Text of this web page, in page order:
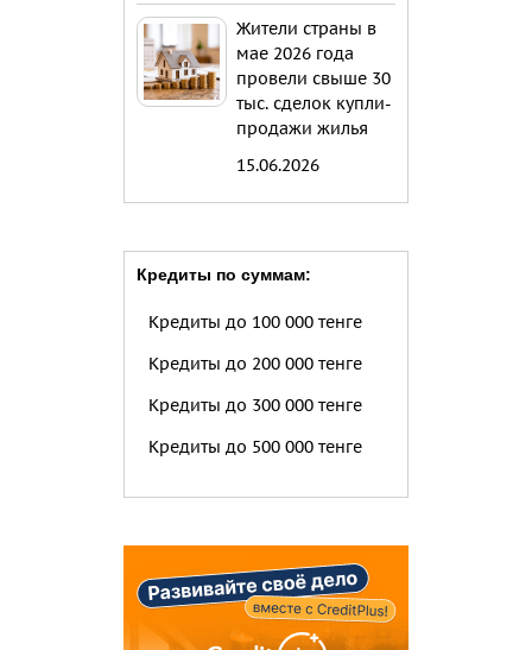
Жители страны в
мае 2026 года
провели свыше 30
тыс. сделок купли-
продажи жилья
15.06.2026
Кредиты по суммам:
Кредиты до 100 000 тенге
Кредиты до 200 000 тенге
Кредиты до 300 000 тенге
Кредиты до 500 000 тенге